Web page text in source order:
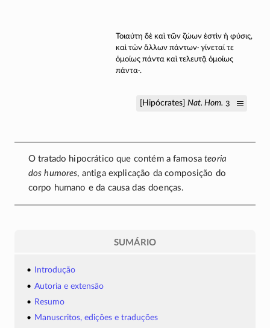
Τοιαύτη δὲ καὶ τῶν ζώων ἐστὶν ἡ φύσις,
καὶ τῶν ἄλλων πάντων· γίνεταί τε
ὁμοίως πάντα καὶ τελευτᾷ ὁμοίως
πάντα·.
[Hipócrates]Nat. Hom. 3
O tratado hipocrático que contém a famosateoria
dos humores, antiga explicação da composição do
corpo humano e da causa das doenças.
SUMÁRIO
Introdução
Autoria e extensão
Resumo
Manuscritos, edições e traduções